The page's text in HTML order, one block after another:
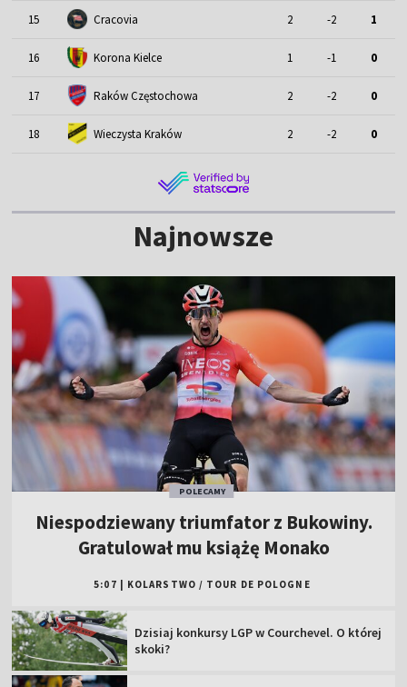
15 Cracovia 2 -2 1
16 Korona Kielce 1 -1 0
17 Raków Częstochowa 2 -2 0
18 Wieczysta Kraków 2 -2 0
Najnowsze
POLECAMY
Niespodziewany triumfator z Bukowiny.
Gratulował mu książę Monako
5:07 KOLARSTWO / TOUR DE POLOGNE
Dzisiaj konkursy LGP w Courchevel. O której
skoki?